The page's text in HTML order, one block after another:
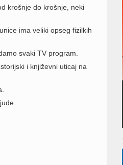
krošnje do krošnje, neki
ima veliki opseg fizilkih
svaki TV program.
i književni uticaj na